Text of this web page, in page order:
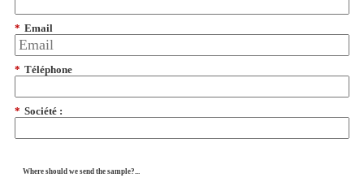
* Email
* Téléphone
* Société :
Where should we send the sample?...